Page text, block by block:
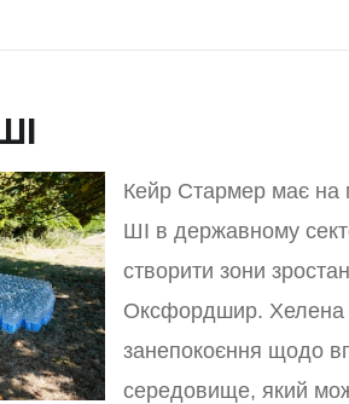
Кейр Стармер має на
ШІ в державному
створити зони
Оксфордшир. Хелена
занепокоєння щодо
середовище, який